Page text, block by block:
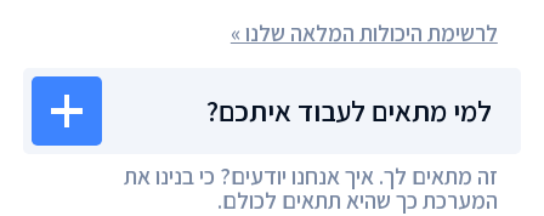
לרשימת היכולות המלאה שלנו »
למי מתאים לעבוד איתכם?
זה מתאים לך. איך אנחנו יודעים? כי בנינו את
המערכת כך שהיא תתאים לכולם.